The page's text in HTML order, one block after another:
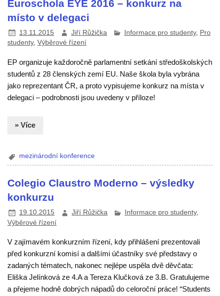
Euroschola EYE 2016 – konkurz na
místo v delegaci
13.11.2015 Jiří Růžička Informace pro studenty, Pro
studenty,Výběrové řízení
EP organizuje každoročně parlamentní setkání středoškolských
studentů z 28 členských zemí EU. Naše škola byla vybrána
jako reprezentant ČR, a proto vypisujeme konkurz na místa v
delegaci – podrobnosti jsou uvedeny v příloze!
» Více
mezinárodní konference
Colegio Claustro Moderno – výsledky
konkurzu
19.10.2015 Jiří Růžička Informace pro studenty,
Výběrové řízení
V zajímavém konkurzním řízení, kdy přihlášení prezentovali
před konkurzní komisí a dalšími účastníky své představy o
zadaných tématech, nakonec nejlépe uspěla dvě děvčata:
Eliška Jelínková ze 4.A a Tereza Klučková ze 3.B. Gratulujeme
a přejeme hodně dobrých nápadů do celoroční práce! “Students